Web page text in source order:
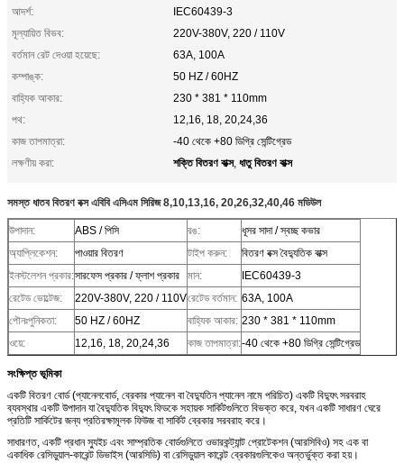
আদর্শ:
IEC60439-3
মূল্যায়িত বিভব:
220V-380V, 220 / 110V
বর্তমান রেট দেওয়া হয়েছে:
63A, 100A
কম্পাঙ্ক:
50 HZ / 60HZ
বাহ্যিক আকার:
230 * 381 * 110mm
পথ:
12,16, 18, 20,24,36
কাজ তাপমাত্রা:
-40 থেকে +80 ডিগ্রি সেন্টিগ্রেড
লক্ষণীয় করা:
শক্তি বিতরণ বাক্স, ধাতু বিতরণ বাক্স
সমস্ত ধাতব বিতরণ বক্স এবিবি এসিএম সিরিজ 8,10,13,16, 20,26,32,40,46 মডিউল
উপাদান: ABS / পিসি রঙ:
ধূসর সাদা / স্বচ্ছ কভার
অ্যাপ্লিকেশন:
পাওয়ার বিতরণ টাইপ করুন:
বিতরণ বক্স বৈদ্যুতিক বাক্স
ইনস্টলেশন প্রকার:সারফেস প্রকার / ফ্লাশ প্রকার মান:
IEC60439-3
রেটেড ভোল্টেজ:
220V-380V, 220 / 110Vরেটেড বর্তমান: 63A, 100A
পৌনঃপুনিকতা:
50 HZ / 60HZ বাহ্যিক আকার: 230 * 381 * 110mm
ওয়ে:
12,16, 18, 20,24,36 কাজ তাপমাত্রা:-40 থেকে +80 ডিগ্রি সেন্টিগ্রেড
সংক্ষিপ্ত ভূমিকা
একটি বিতরণ বোর্ড (প্যানেলবোর্ড, ব্রেকার প্যানেল বা বৈদ্যুতিন প্যানেল নামে পরিচিত) একটি বিদ্যুৎ সরবরাহ
ব্যবস্থার একটি উপাদান যা বৈদ্যুতিক বিদ্যুৎ ফিডকে সহায়ক সার্কিটগুলিতে বিভক্ত করে, যখন একটি সাধারণ ঘেরে
প্রতিটি সার্কিটের জন্য প্রতিরক্ষামূলক ফিউজ বা সার্কিট ব্রেকার সরবরাহ করে।
সাধারণত, একটি প্রধান স্যুইচ এবং সাম্প্রতিক বোর্ডগুলিতে ওভারকন্ট্যান্ট প্রোটেকশন (আরসিবিও) সহ এক বা
একাধিক রেসিডুয়াল-কারেন্ট ডিভাইস (আরসিডি) বা রেসিডুয়াল কারেন্ট ব্রেকারগুলিকেও অন্তর্ভুক্ত করা হয়।